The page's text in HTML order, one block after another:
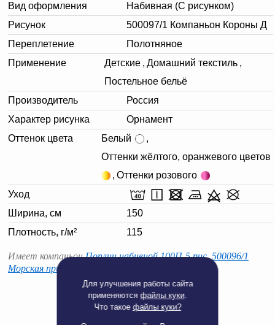
Для улучшения работы сайта
применяютсяфайлы куки.
Что такое файлы куки?
Вид оформления
Набивная (С рисунком)
Рисунок
500097/1 Компаньон Короны Д
Переплетение
Полотняное
Применение
Детские , Домашний текстиль ,
Постельное бельё
Производитель
Россия
Характер рисунка
Орнамент
Оттенок цвета
Белый
,
Оттенки жёлтого, оранжевого цветов
, Оттенки розового
Уход
Ширина, см
150
Плотность, г/м²
115
Имеет компаньонПоплин набивной 100П-5 рис. 500096/1
Морская принцесса Д, 150см